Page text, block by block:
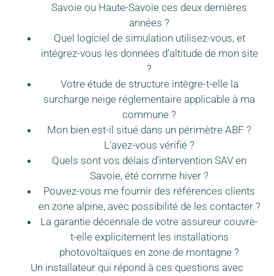
Savoie ou Haute-Savoie ces deux dernières
années ?
Quel logiciel de simulation utilisez-vous, et
intégrez-vous les données d’altitude de mon site
?
Votre étude de structure intègre-t-elle la
surcharge neige réglementaire applicable à ma
commune ?
Mon bien est-il situé dans un périmètre ABF ?
L’avez-vous vérifié ?
Quels sont vos délais d’intervention SAV en
Savoie, été comme hiver ?
Pouvez-vous me fournir des références clients
en zone alpine, avec possibilité de les contacter ?
La garantie décennale de votre assureur couvre-
t-elle explicitement les installations
photovoltaïques en zone de montagne ?
Un installateur qui répond à ces questions avec